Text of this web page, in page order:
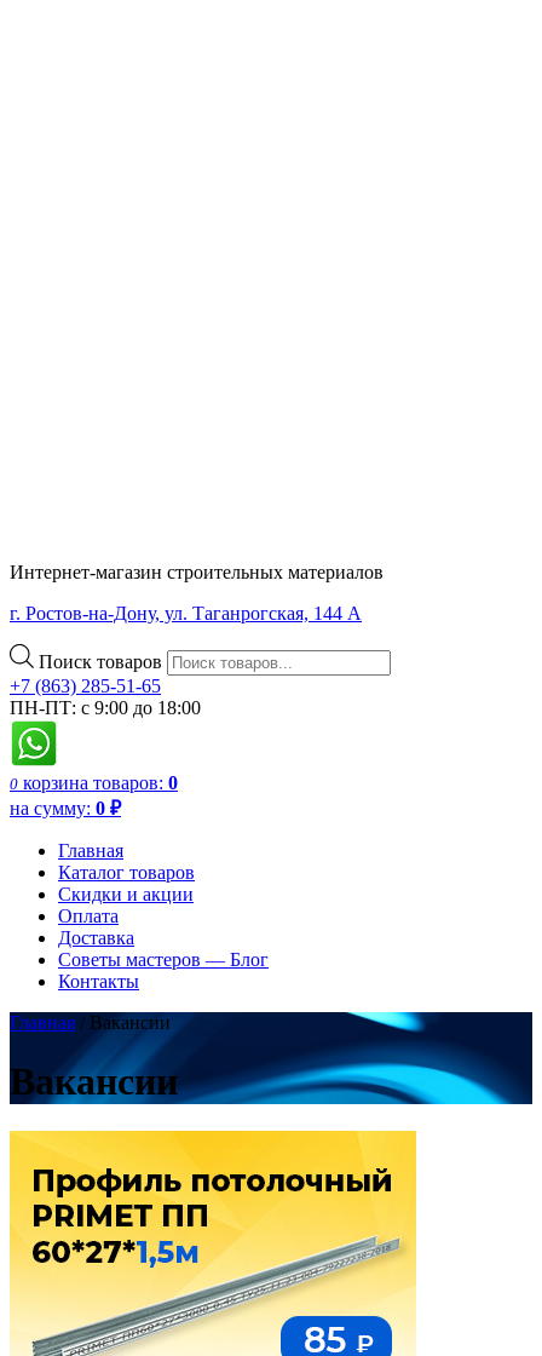
Интернет-магазин строительных материалов
г. Ростов-на-Дону, ул. Таганрогская, 144 А
Поиск товаров
+7 (863) 285-51-65
ПН-ПТ: с 9:00 до 18:00
0 корзина товаров: 0
на сумму: 0 ₽
Главная
Каталог товаров
Скидки и акции
Оплата
Доставка
Советы мастеров — Блог
Контакты
Главная / Вакансии
Вакансии